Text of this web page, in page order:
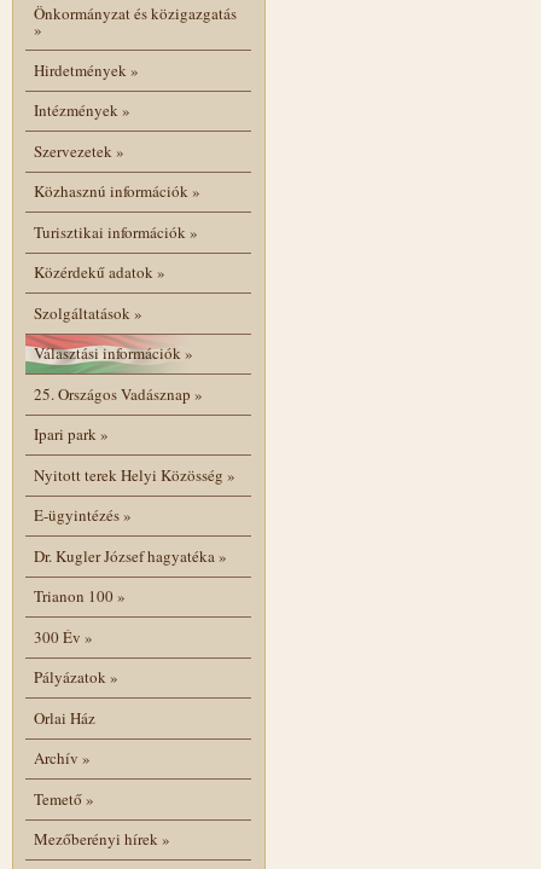
Önkormányzat és közigazgatás
»
Hirdetmények»
Intézmények»
Szervezetek»
Közhasznú információk»
Turisztikai információk»
Közérdekű adatok»
Szolgáltatások»
Választási információk»
25. Országos Vadásznap »
Ipari park»
Nyitott terek Helyi Közösség »
E-ügyintézés»
Dr. Kugler József hagyatéka»
Trianon 100»
300 Év »
Pályázatok»
Orlai Ház
Archív »
Temető»
Mezőberényi hírek»